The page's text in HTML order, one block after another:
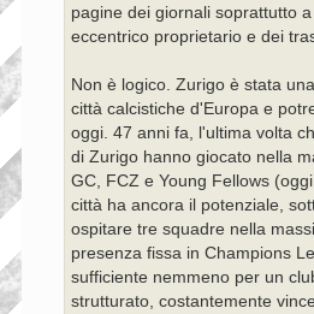
pagine dei giornali soprattutto
eccentrico proprietario e dei
Non è logico. Zurigo è stata
città calcistiche d'Europa e
oggi. 47 anni fa, l'ultima volta
di Zurigo hanno giocato nella
GC, FCZ e Young Fellows
città ha ancora il potenziale,
ospitare tre squadre nella
presenza fissa in Champions
sufficiente nemmeno per un
strutturato, costantemente